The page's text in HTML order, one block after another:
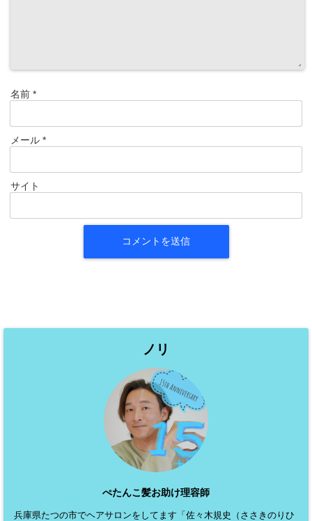
名前 *
メール *
サイト
ノリ
ぺたんこ髪お助け理容師
兵庫県たつの市でヘアサロンをしてます「佐々木規史（ささきのりひ